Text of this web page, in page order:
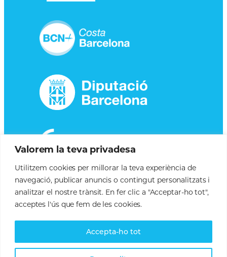
Valorem la teva privadesa
Utilitzem cookies per millorar la teva experiència de
navegació, publicar anuncis o contingut personalitzats i
analitzar el nostre trànsit. En fer clic a "Acceptar-ho tot",
acceptes l'ús que fem de les cookies.
Accepta-ho tot